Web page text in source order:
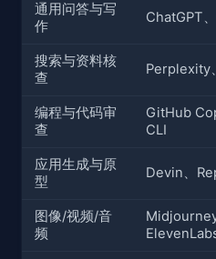
通用问答与写
作
ChatGPT
搜索与资料核
查
Perplexity
编程与代码审
查
GitHub
CLI
应用生成与原
型
Devin、
图像/视频/音
频